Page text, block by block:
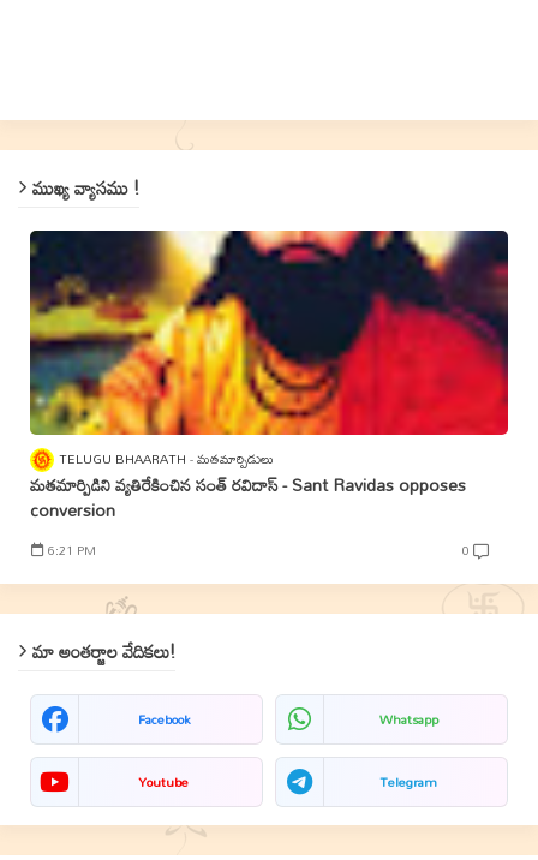
ముఖ్య వ్యాసము !
TELUGU BHAARATH మతమార్పిడులు
మతమార్పిడిని వ్యతిరేకించిన సంత్‌ రవిదాస్‌ - Sant Ravidas opposes
conversion
6:21 PM 0
మా అంతర్జాల వేదికలు!
Facebook Whatsapp
Youtube Telegram